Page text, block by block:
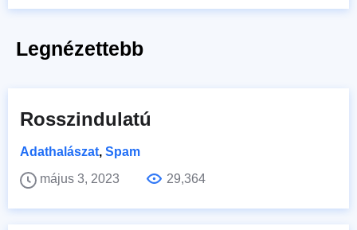
Legnézettebb
Rosszindulatú
Adathalászat, Spam
május 3, 2023
29,364